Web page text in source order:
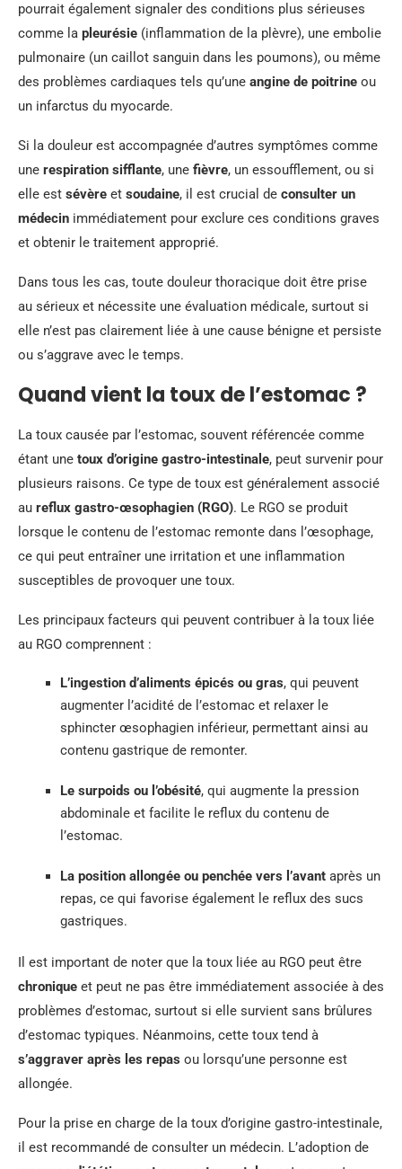
pourrait également signaler des conditions plus sérieuses
comme la pleurésie (inflammation de la plèvre), une embolie
pulmonaire (un caillot sanguin dans les poumons), ou même
des problèmes cardiaques tels qu’une angine de poitrine ou
un infarctus du myocarde.
Si la douleur est accompagnée d’autres symptômes comme
une respiration sifflante, une fièvre, un essoufflement, ou si
elle est sévère et soudaine, il est crucial de consulter un
médecin immédiatement pour exclure ces conditions graves
et obtenir le traitement approprié.
Dans tous les cas, toute douleur thoracique doit être prise
au sérieux et nécessite une évaluation médicale, surtout si
elle n’est pas clairement liée à une cause bénigne et persiste
ou s’aggrave avec le temps.
Quand vient la toux de l’estomac ?
La toux causée par l’estomac, souvent référencée comme
étant une toux d’origine gastro-intestinale, peut survenir pour
plusieurs raisons. Ce type de toux est généralement associé
au reflux gastro-œsophagien (RGO). Le RGO se produit
lorsque le contenu de l’estomac remonte dans l’œsophage,
ce qui peut entraîner une irritation et une inflammation
susceptibles de provoquer une toux.
Les principaux facteurs qui peuvent contribuer à la toux liée
au RGO comprennent :
L’ingestion d’aliments épicés ou gras, qui peuvent
augmenter l’acidité de l’estomac et relaxer le
sphincter œsophagien inférieur, permettant ainsi au
contenu gastrique de remonter.
Le surpoids ou l’obésité, qui augmente la pression
abdominale et facilite le reflux du contenu de
l’estomac.
La position allongée ou penchée vers l’avant après un
repas, ce qui favorise également le reflux des sucs
gastriques.
Il est important de noter que la toux liée au RGO peut être
chronique et peut ne pas être immédiatement associée à des
problèmes d’estomac, surtout si elle survient sans brûlures
d’estomac typiques. Néanmoins, cette toux tend à
s’aggraver après les repas ou lorsqu’une personne est
allongée.
Pour la prise en charge de la toux d’origine gastro-intestinale,
il est recommandé de consulter un médecin. L’adoption de